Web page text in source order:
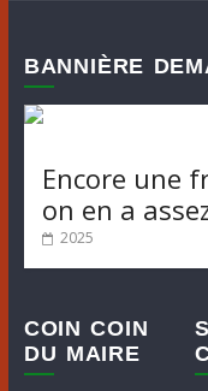
BANNIÈRE
Encore une
on en a
2025
COIN COIN
DU MAIRE